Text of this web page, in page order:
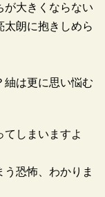
が大きくならない
太朗に抱きしめら
紬は更に思い悩む
しまいますよ
恐怖、わかりま